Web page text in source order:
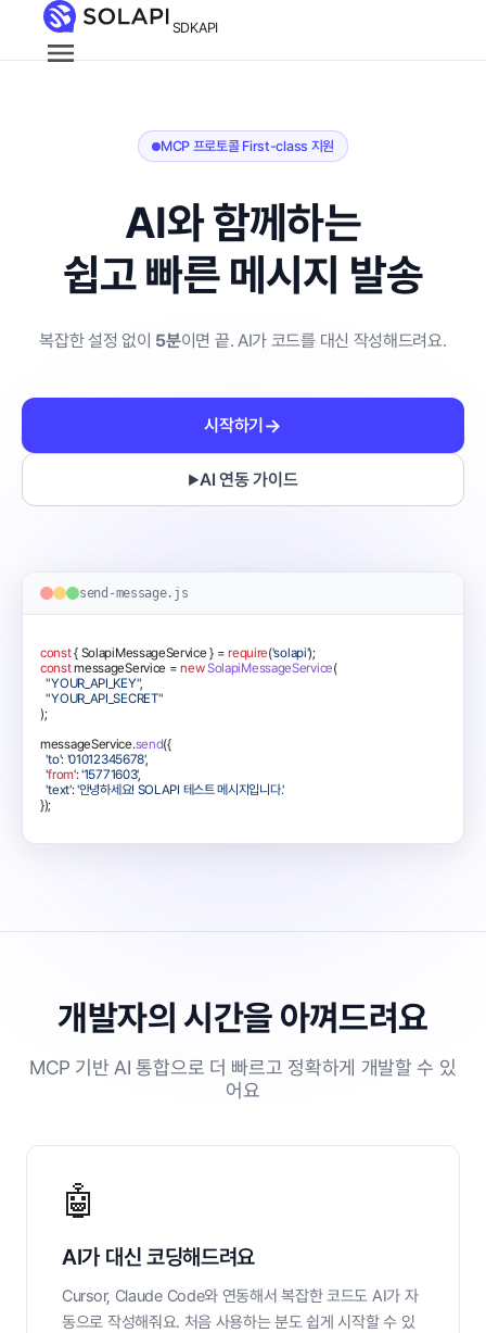
SDKAPI
MCP 프로토콜 First-class 지원
AI와 함께하는
쉽고 빠른 메시지 발송
복잡한 설정 없이 5분이면 끝. AI가 코드를 대신 작성해드려요.
시작하기 →
▶AI 연동 가이드
send-message.js
const { SolapiMessageService } = require('solapi' );
const messageService = newSolapiMessageService(
"YOUR_API_KEY",
"YOUR_API_SECRET"
);
messageService.send({
'to': '01012345678',
'from': '15771603',
'text': '안녕하세요! SOLAPI 테스트 메시지입니다.'
});
개발자의 시간을 아껴드려요
MCP 기반 AI 통합으로 더 빠르고 정확하게 개발할 수 있
어요
🤖
AI가 대신 코딩해드려요
Cursor, Claude Code와 연동해서 복잡한 코드도 AI가 자
동으로 작성해줘요. 처음 사용하는 분도 쉽게 시작할 수 있